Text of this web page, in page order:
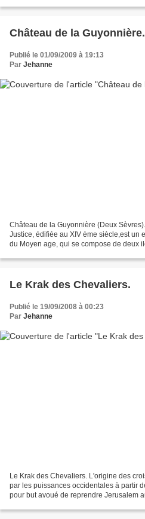
Château de la Guyonnière.
Publié le 01/09/2009 à 19:13
Par Jehanne
Château de la Guyonnière (Deux
Justice, édifiée au XIV ème siècle,est un
du Moyen age, qui se compose de deux
Le Krak des Chevaliers.
Publié le 19/09/2008 à 00:23
Par Jehanne
Le Krak des Chevaliers. L'origine des
par les puissances occidentales à partir
pour but avoué de reprendre Jerusalem